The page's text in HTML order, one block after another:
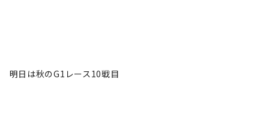
明日は秋のG1レース10戦目